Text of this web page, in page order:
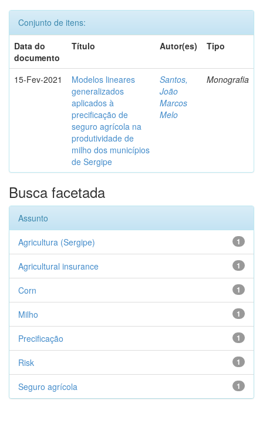
Conjunto de itens:
Data do
documento
Título Autor(es) Tipo
15-Fev-2021
Modelos lineares
generalizados
aplicados à
precificação de
seguro agrícola na
produtividade de
milho dos municípios
de Sergipe
Santos,
João
Marcos
Melo
Monografia
Busca facetada
Assunto
1
Agricultura (Sergipe)
1
Agricultural insurance
1
Corn
1
Milho
1
Precificação
1
Risk
1
Seguro agrícola